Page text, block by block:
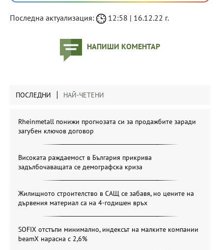
Последна актуализация: 12:58 | 16.12.22 г.
НАПИШИ КОМЕНТАР
ПОСЛЕДНИ НАЙ-ЧЕТЕНИ
Rheinmetall понижи прогнозата си за продажбите заради
загубен ключов договор
Високата раждаемост в България прикрива
задълбочаващата се демографска криза
Жилищното строителство в САЩ се забавя, но цените на
дървения материал са на 4-годишен връх
SOFIX отстъпи минимално, индексът на малките компании
beamX нарасна с 2,6%